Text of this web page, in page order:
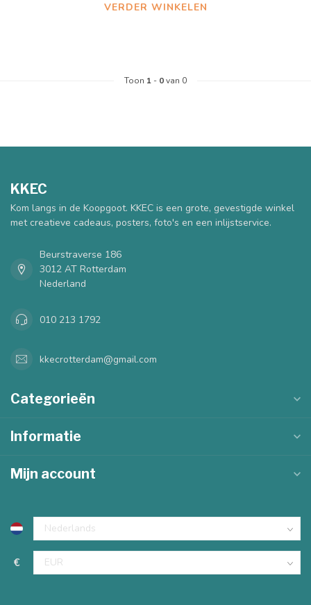
VERDER WINKELEN
Toon 1 - 0van 0
KKEC
Kom langs in de Koopgoot. KKEC is een grote, gevestigde winkel
met creatieve cadeaus, posters, foto's en een inlijstservice.
Beurstraverse 186
3012 AT Rotterdam
Nederland
010 213 1792
kkecrotterdam@gmail.com
Categorieën
Informatie
Mijn account
€